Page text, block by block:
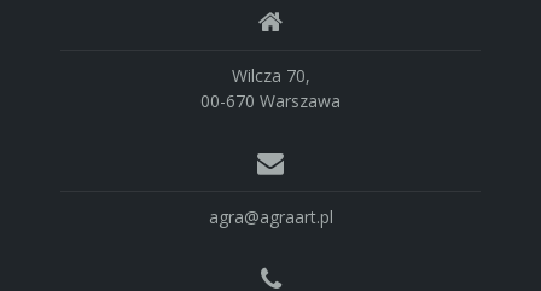
Wilcza 70,
00-670 Warszawa
agra@agraart.pl